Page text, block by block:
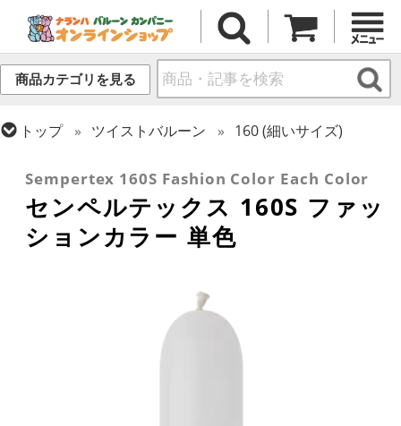
商品カテゴリを見る
トップ ツイストバルーン
160 (細いサイズ)
Sempertex 160S Fashion Color Each Color
センペルテックス 160S ファッ
ションカラー 単色